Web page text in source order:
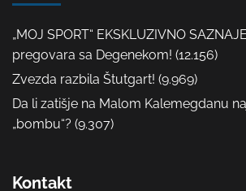
„MOJ SPORT“ EKSKLUZIVNO
pregovara sa Degenekom! (12.156)
Zvezda razbila Štutgart! (9.969)
Da li zatišje na Malom Kalemegdanu
„bombu“? (9.307)
Kontakt